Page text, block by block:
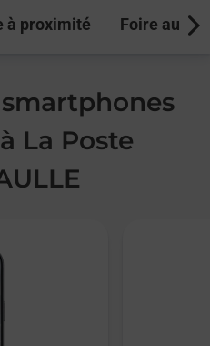
à proximité Foire aux
La Poste